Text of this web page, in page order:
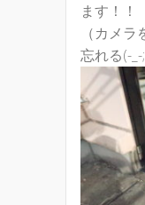
ます！！
（カメ
忘れる(-_-